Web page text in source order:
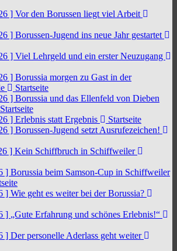
] Vor den Borussen liegt viel Arbeit
] Borussen-Jugend ins neue Jahr gestartet
] Viel Lehrgeld und ein erster Neuzugang
] Borussia morgen zu Gast in der
Startseite
] Borussia und das Ellenfeld von Dieben
Startseite
] Erlebnis statt Ergebnis
Startseite
] Borussen-Jugend setzt Ausrufezeichen!
] Kein Schiffbruch in Schiffweiler
] Borussia beim Samson-Cup in Schiffweiler
] Wie geht es weiter bei der Borussia?
] „Gute Erfahrung und schönes Erlebnis!“
] Der personelle Aderlass geht weiter